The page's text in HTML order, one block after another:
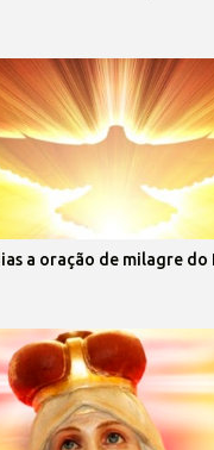
a oração de milagre do